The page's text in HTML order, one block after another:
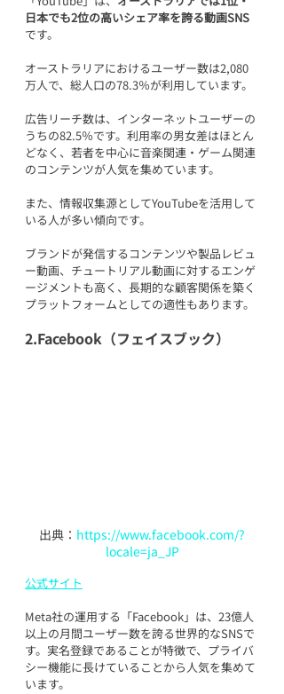
日本でも2位の高いシェア率を誇る動画SNS
です。
オーストラリアにおけるユーザー数は2,080
万人で、総人口の78.3％が利用しています。
広告リーチ数は、インターネットユーザーの
うちの82.5％です。利用率の男女差はほとん
どなく、若者を中心に音楽関連・ゲーム関連
のコンテンツが人気を集めています。
また、情報収集源としてYouTubeを活用して
いる人が多い傾向です。
ブランドが発信するコンテンツや製品レビュ
ー動画、チュートリアル動画に対するエンゲ
ージメントも高く、長期的な顧客関係を築く
プラットフォームとしての適性もあります。
2.Facebook（フェイスブック）
出典： https://www.facebook.com/?
locale=ja_JP
公式サイト
Meta社の運用する「Facebook」は、23億人
以上の月間ユーザー数を誇る世界的なSNSで
す。実名登録であることが特徴で、プライバ
シー機能に長けていることから人気を集めて
います。